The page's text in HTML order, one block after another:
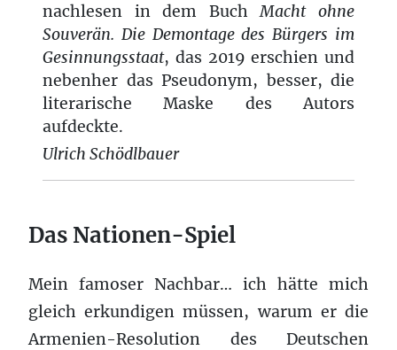
nachlesen in dem BuchMacht ohne
Souverän. Die Demontage des Bürgers im
Gesinnungsstaat, das 2019 erschien und
nebenher das Pseudonym, besser, die
literarische Maske des Autors
aufdeckte.
Ulrich Schödlbauer
Das Nationen-Spiel
Mein famoser Nachbar… ich hätte mich
gleich erkundigen müssen, warum er die
Armenien-Resolution des Deutschen